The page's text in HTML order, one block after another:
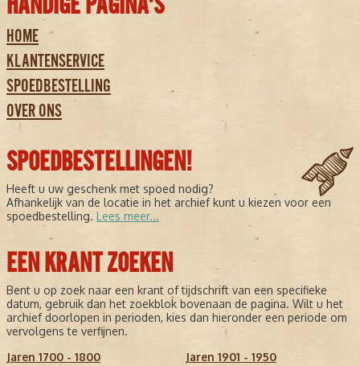
HOME
KLANTENSERVICE
SPOEDBESTELLING
OVER ONS
SPOEDBESTELLINGEN!
Heeft u uw geschenk met spoed nodig?
Afhankelijk van de locatie in het archief kunt u kiezen voor een
spoedbestelling. Lees meer...
EEN KRANT ZOEKEN
Bent u op zoek naar een krant of tijdschrift van een specifieke
datum, gebruik dan het zoekblok bovenaan de pagina. Wilt u het
archief doorlopen in perioden, kies dan hieronder een periode om
vervolgens te verfijnen.
Jaren 1700 - 1800
Jaren 1901 - 1950